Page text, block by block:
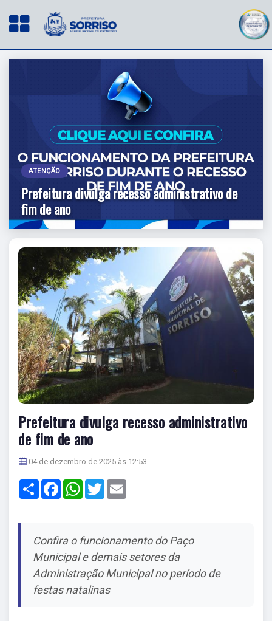
ATENÇÃO
Prefeitura divulga recesso administrativo de
fim de ano
Prefeitura divulga recesso administrativo
de fim de ano
04 de dezembro de 2025 às 12:53
Share FacebookWhatsApp
Twitter
Confira o funcionamento do Paço
Municipal e demais setores da
Administração Municipal no período de
festas natalinas